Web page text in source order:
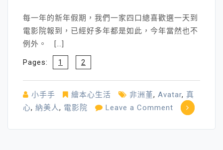
每一年的新年假期，我們一家四口總喜歡選一天到
電影院報到，已經好多年都是如此，今年當然也不
例外。 […]
Pages: 1 2
小手手 繪本心生活 非洲堇, Avatar, 真
心, 納美人, 電影院 Leave a Comment on